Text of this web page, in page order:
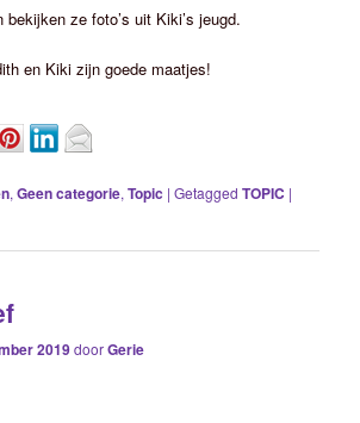
ze foto’s uit Kiki’s jeugd.
en Kiki zijn goede maatjes!
,Geen categorie,Topic |Getagged TOPIC |
2019doorGerie